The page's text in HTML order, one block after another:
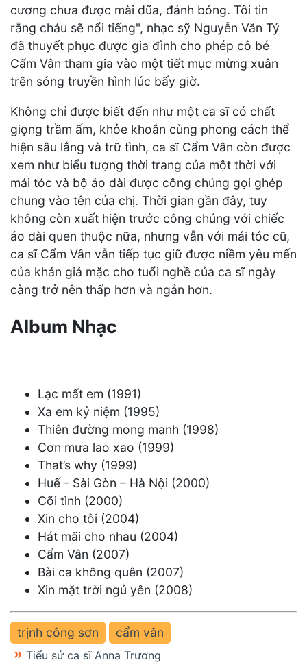
cương chưa được mài dũa, đánh bóng. Tôi tin
rằng cháu sẽ nổi tiếng", nhạc sỹ Nguyễn Văn Tý
đã thuyết phục được gia đình cho phép cô bé
Cẩm Vân tham gia vào một tiết mục mừng xuân
trên sóng truyền hình lúc bấy giờ.
Không chỉ được biết đến như một ca sĩ có chất
giọng trầm ấm, khỏe khoắn cùng phong cách thể
hiện sâu lắng và trữ tình, ca sĩ Cẩm Vân còn được
xem như biểu tượng thời trang của một thời với
mái tóc và bộ áo dài được công chúng gọi ghép
chung vào tên của chị. Thời gian gần đây, tuy
không còn xuất hiện trước công chúng với chiếc
áo dài quen thuộc nữa, nhưng vẫn với mái tóc cũ,
ca sĩ Cẩm Vân vẫn tiếp tục giữ được niềm yêu mến
của khán giả mặc cho tuổi nghề của ca sĩ ngày
càng trở nên thấp hơn và ngắn hơn.
Album Nhạc
Lạc mất em (1991)
Xa em kỷ niệm (1995)
Thiên đường mong manh (1998)
Cơn mưa lao xao (1999)
That’s why (1999)
Huế - Sài Gòn – Hà Nội (2000)
Cõi tình (2000)
Xin cho tôi (2004)
Hát mãi cho nhau (2004)
Cẩm Vân (2007)
Bài ca không quên (2007)
Xin mặt trời ngủ yên (2008)
trịnh công sơn cẩm vân
Tiểu sử ca sĩ Anna Trương